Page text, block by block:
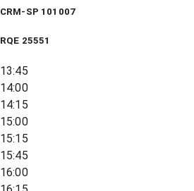
CRM-SP 101007
RQE 25551
13:45
14:00
14:15
15:00
15:15
15:45
16:00